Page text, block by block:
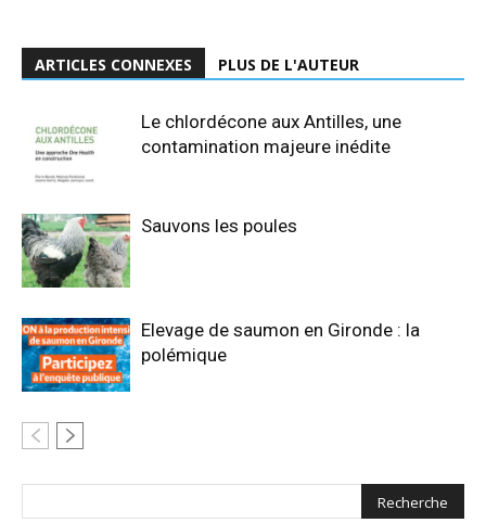
ARTICLES CONNEXES PLUS DE L'AUTEUR
Le chlordécone aux Antilles, une
contamination majeure inédite
Sauvons les poules
Elevage de saumon en Gironde : la
polémique